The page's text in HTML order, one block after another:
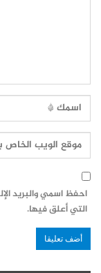
احفظ اسمي والبريد
التي أعلق فيها.